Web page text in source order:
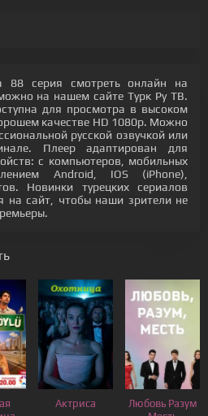
88 серия смотреть онлайн на
на нашем сайте Турк Ру ТВ.
для просмотра в высоком
качестве HD 1080p. Можно
русской озвучкой или
Плеер адаптирован для
с компьютеров, мобильных
Android, IOS (iPhone),
Новинки турецких сериалов
на сайт, чтобы наши зрители не
Актриса
Любовь Разум